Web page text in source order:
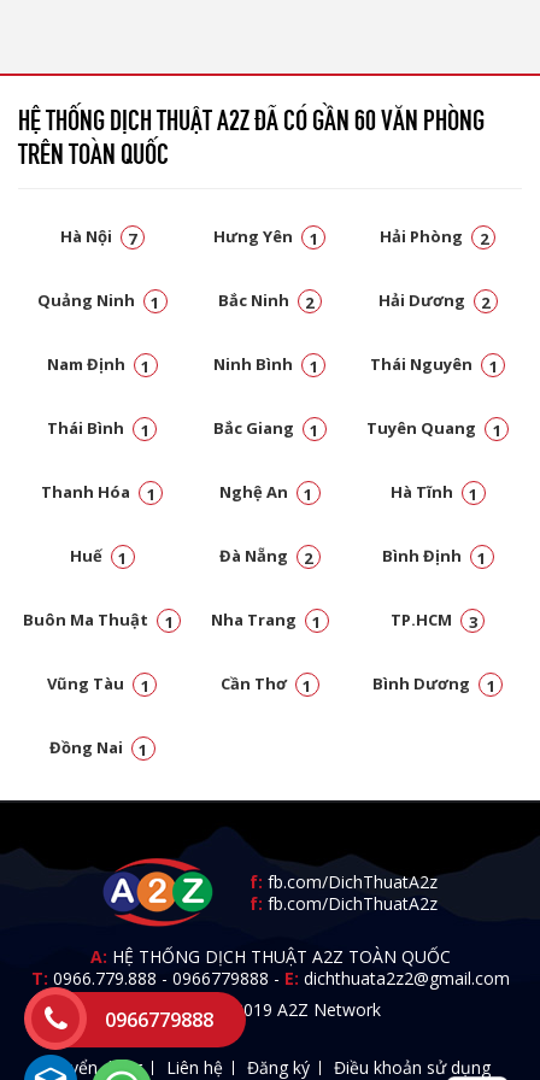
HỆ THỐNG DỊCH THUẬT A2Z ĐÃ CÓ GẦN 60 VĂN PHÒNG
TRÊN TOÀN QUỐC
Hà Nội 7 Hưng Yên 1 Hải Phòng 2
Quảng Ninh 1 Bắc Ninh 2 Hải Dương 2
Nam Định 1 Ninh Bình 1 Thái Nguyên 1
Thái Bình 1 Bắc Giang 1 Tuyên Quang 1
Thanh Hóa 1 Nghệ An 1 Hà Tĩnh 1
Huế 1 Đà Nẵng 2 Bình Định 1
Buôn Ma Thuật 1 Nha Trang 1 TP.HCM 3
Vũng Tàu 1 Cần Thơ 1 Bình Dương 1
Đồng Nai 1
f: fb.com/DichThuatA2z
f: fb.com/DichThuatA2z
A: HỆ THỐNG DỊCH THUẬT A2Z TOÀN QUỐC
T: 0966.779.888 - 0966779888 - E: dichthuata2z2@gmail.com
© 2009 - 2019 A2Z Network
Tuyển dụng Liên hệ Đăng ký
Điều khoản sử dụng
0966779888